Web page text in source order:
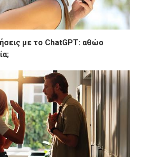
με το ChatGPT: αθώο